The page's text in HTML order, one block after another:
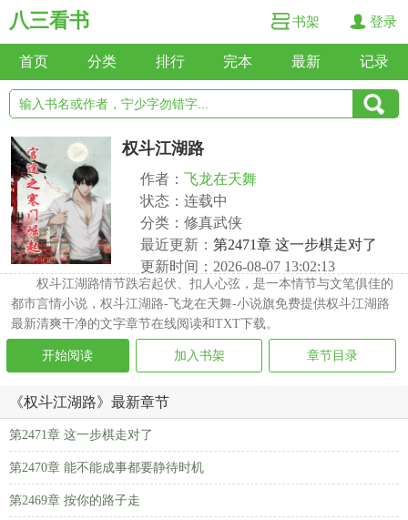
八三看书 书架 登录
首页 分类 排行 完本 最新 记录
权斗江湖路
作者： 飞龙在天舞
状态：连载中
分类：修真武侠
最近更新： 第2471章 这一步棋走对了
更新时间：2026-08-07 13:02:13
权斗江湖路情节跌宕起伏、扣人心弦，是一本情节与文笔俱佳的
都市言情小说，权斗江湖路-飞龙在天舞-小说旗免费提供权斗江湖路
最新清爽干净的文字章节在线阅读和TXT下载。
开始阅读 加入书架 章节目录
《权斗江湖路》最新章节
第2471章 这一步棋走对了
第2470章 能不能成事都要静待时机
第2469章 按你的路子走